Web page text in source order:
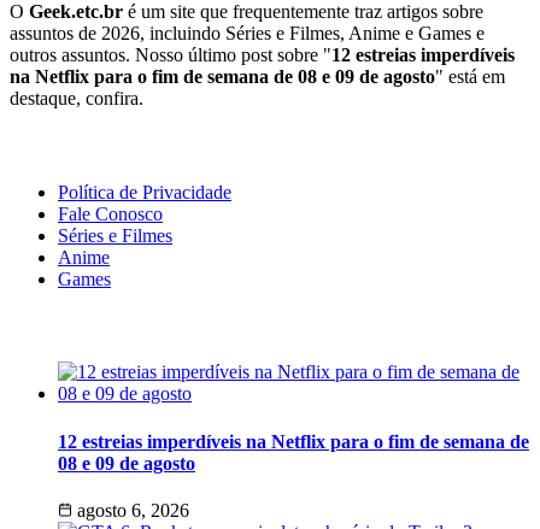
O Geek.etc.br é um site que frequentemente traz artigos sobre
assuntos de 2026, incluindo Séries e Filmes, Anime e Games e
outros assuntos. Nosso último post sobre "12 estreias imperdíveis
na Netflix para o fim de semana de 08 e 09 de agosto" está em
destaque, confira.
Política de Privacidade
Fale Conosco
Séries e Filmes
Anime
Games
12 estreias imperdíveis na Netflix para o fim de semana de
08 e 09 de agosto
agosto 6, 2026